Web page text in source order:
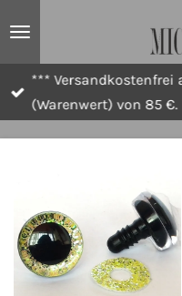
*** Versandkostenfrei
(Warenwert) von 85 €.